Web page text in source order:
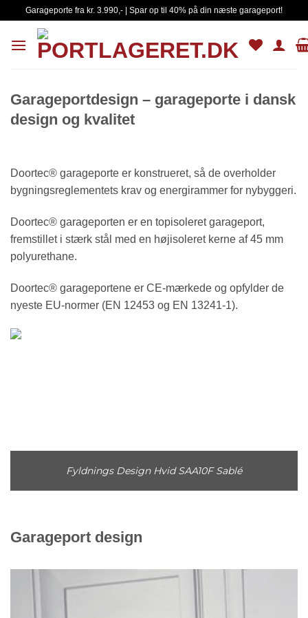
Fortsæt
indhold
Garageporte fra kr. 3.990,- | Spar op til 40% på din næste garageport!
Garageportdesign – garageporte i dansk
design og kvalitet
Doortec® garageporte er konstrueret, så de overholder
bygningsreglementets krav og energirammer for nybyggeri.
Doortec® garageporten er en topisoleret garageport,
fremstillet i stærk stål med en højisoleret kerne af 45 mm
polyurethane.
Doortec® garageportene er CE-mærkede og opfylder de
nyeste EU-normer (EN 12453 og EN 13241-1).
Fyldnings Design Hvid SAA10F Sablé
Garageport design